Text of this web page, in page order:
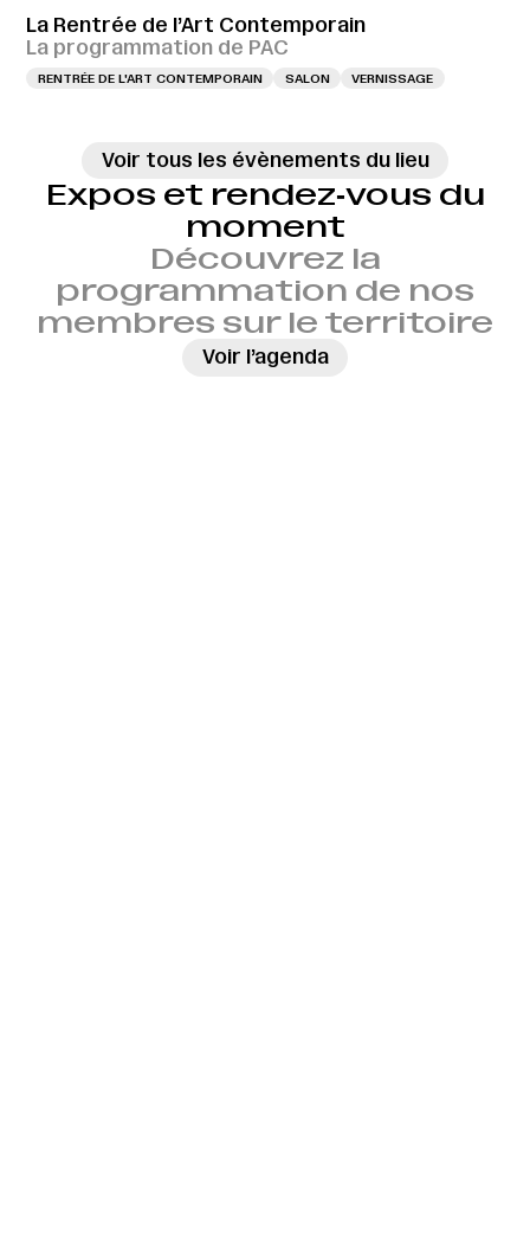
La Rentrée de l’Art Contemporain
La programmation de PAC
RENTRÉE DE L'ART CONTEMPORAIN SALON VERNISSAGE
Voir tous les évènements du lieu
Expos et rendez‑vous du
moment
Découvrez la
programmation de nos
membres sur le territoire
Voir l’agenda